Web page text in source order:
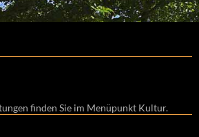
finden Sie im Menüpunkt Kultur.